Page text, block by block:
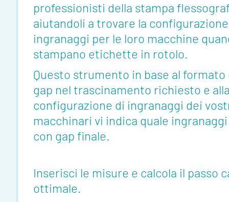
About
Features
Tools
Glossary
professionisti della stampa
aiutandoli a trovare la
ingranaggi per le loro macchine
stampano etichette in rotolo.
Questo strumento in base al
gap nel trascinamento richiesto e
configurazione di ingranaggi dei
macchinari vi indica quale
con gap finale.
Inserisci le misure e calcola il passo
ottimale.